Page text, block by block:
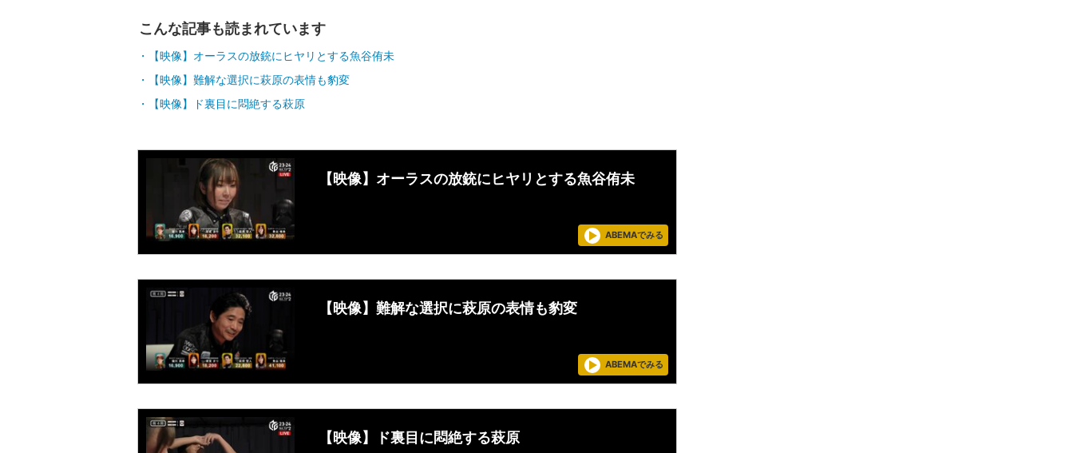
こんな記事も読まれています
【映像】オーラスの放銃にヒヤリとする魚谷侑未
【映像】難解な選択に萩原の表情も豹変
【映像】ド裏目に悶絶する萩原
【映像】オーラスの放銃にヒヤリとする魚谷侑未
ABEMAでみる
【映像】難解な選択に萩原の表情も豹変
ABEMAでみる
【映像】ド裏目に悶絶する萩原